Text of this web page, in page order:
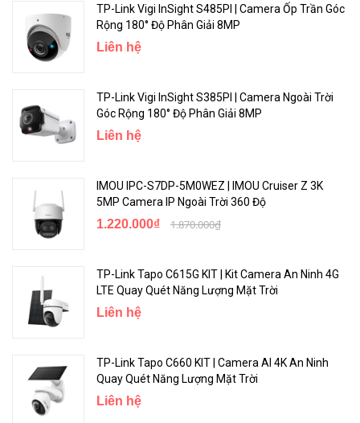
TP-Link Vigi InSight S485PI | Camera Ốp Trần Góc
Rộng 180° Độ Phân Giải 8MP
Liên hệ
TP-Link Vigi InSight S385PI | Camera Ngoài Trời
Góc Rộng 180° Độ Phân Giải 8MP
Liên hệ
IMOU IPC-S7DP-5M0WEZ | IMOU Cruiser Z 3K
5MP Camera IP Ngoài Trời 360 Độ
1.220.000₫ 1.870.000₫
TP-Link Tapo C615G KIT | Kit Camera An Ninh 4G
LTE Quay Quét Năng Lượng Mặt Trời
Liên hệ
TP-Link Tapo C660 KIT | Camera AI 4K An Ninh
Quay Quét Năng Lượng Mặt Trời
Liên hệ